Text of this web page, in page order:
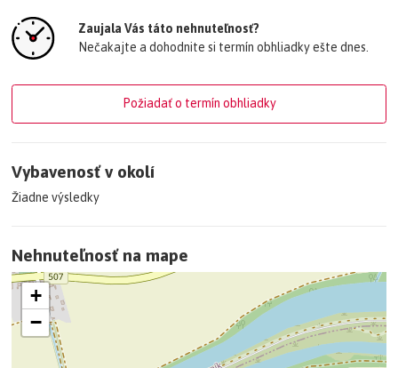
Typ konštrukcie: Iná
Cena vrátane energií: Nie
Zaujala Vás táto nehnuteľnosť?
Nečakajte a dohodnite si termín obhliadky ešte dnes.
Požiadať o termín obhliadky
Vybavenosť v okolí
Žiadne výsledky
Nehnuteľnosť na mape
+
−